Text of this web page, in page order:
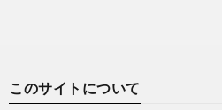
このサイトについて